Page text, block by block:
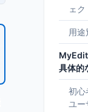
ェ
用
具体的
初心
ユー